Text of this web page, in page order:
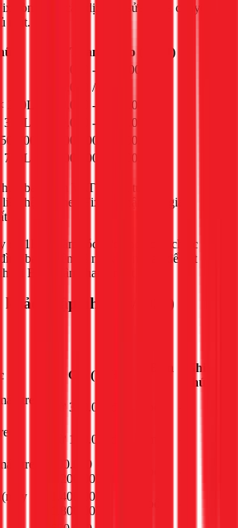
còn cung cấp dịch vụ sửa chữa chuyên
mát.
Giá Tham Khảo (VNĐ)
550.000 - 850.000
270.000 / mét
220L
800.000 - 1.200.000
350L
900.000 - 1.200.000
700L
1.300.000 - 1.700.000
700L
1.600.000 - 2.000.000
bao gồm VAT và vật tư thay
liên hệ hotline 1Fix để nhận báo giá
để 1Fix chăm sóc sức khỏe cho chiếc
bạn. Liên hệ ngay hôm nay để đặt
tại Bình Tân nhanh nhất!
khảo (Cập nhật 03/2026)
Giá (VNĐ)
Ghi
chú
treo
Từ 300.000đ
Từ 150.000đ
treo
800.000 -
1.200.000đ
(máy
1.400.000 -
1.800.000đ